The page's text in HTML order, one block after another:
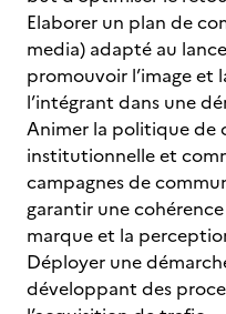
Elaborer un plan de
media) adapté au
promouvoir l’image et
l’intégrant dans une
Animer la politique de
institutionnelle et
campagnes de
garantir une
marque et la
Déployer une
développant des